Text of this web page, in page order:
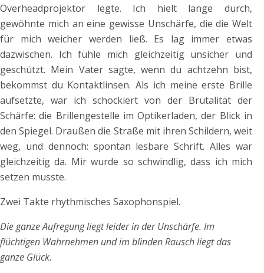
Overheadprojektor legte. Ich hielt lange durch,
gewöhnte mich an eine gewisse Unschärfe, die die Welt
für mich weicher werden ließ. Es lag immer etwas
dazwischen. Ich fühle mich gleichzeitig unsicher und
geschützt. Mein Vater sagte, wenn du achtzehn bist,
bekommst du Kontaktlinsen. Als ich meine erste Brille
aufsetzte, war ich schockiert von der Brutalität der
Schärfe: die Brillengestelle im Optikerladen, der Blick in
den Spiegel. Draußen die Straße mit ihren Schildern, weit
weg, und dennoch: spontan lesbare Schrift. Alles war
gleichzeitig da. Mir wurde so schwindlig, dass ich mich
setzen musste.
Zwei Takte rhythmisches Saxophonspiel.
Die ganze Aufregung liegt leider in der Unschärfe. Im
flüchtigen Wahrnehmen und im blinden Rausch liegt das
ganze Glück.